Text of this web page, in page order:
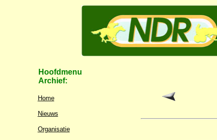
Hoofdmenu
Archief:
Home
Nieuws
Organisatie